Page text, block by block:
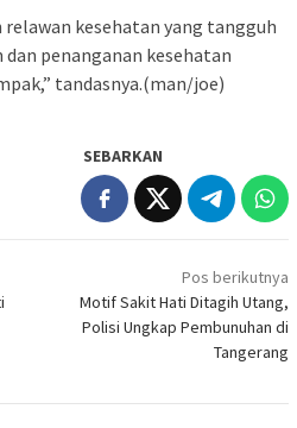
kesehatan yang tangguh
penanganan kesehatan
tandasnya.(man/joe)
SEBARKAN
Pos berikutnya
Motif Sakit Hati Ditagih Utang,
Polisi Ungkap Pembunuhan di
Tangerang